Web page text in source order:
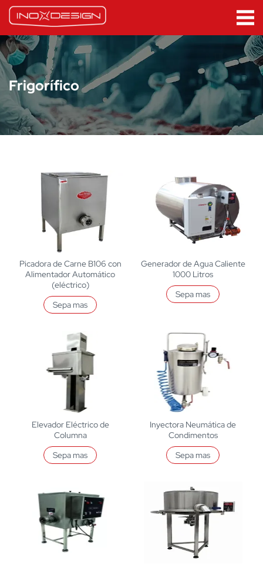
Frigorífico
Picadora de Carne B106 con
Alimentador Automático
(eléctrico)
Sepa mas
Generador de Agua Caliente
1000 Litros
Sepa mas
Elevador Eléctrico de
Columna
Sepa mas
Inyectora Neumática de
Condimentos
Sepa mas